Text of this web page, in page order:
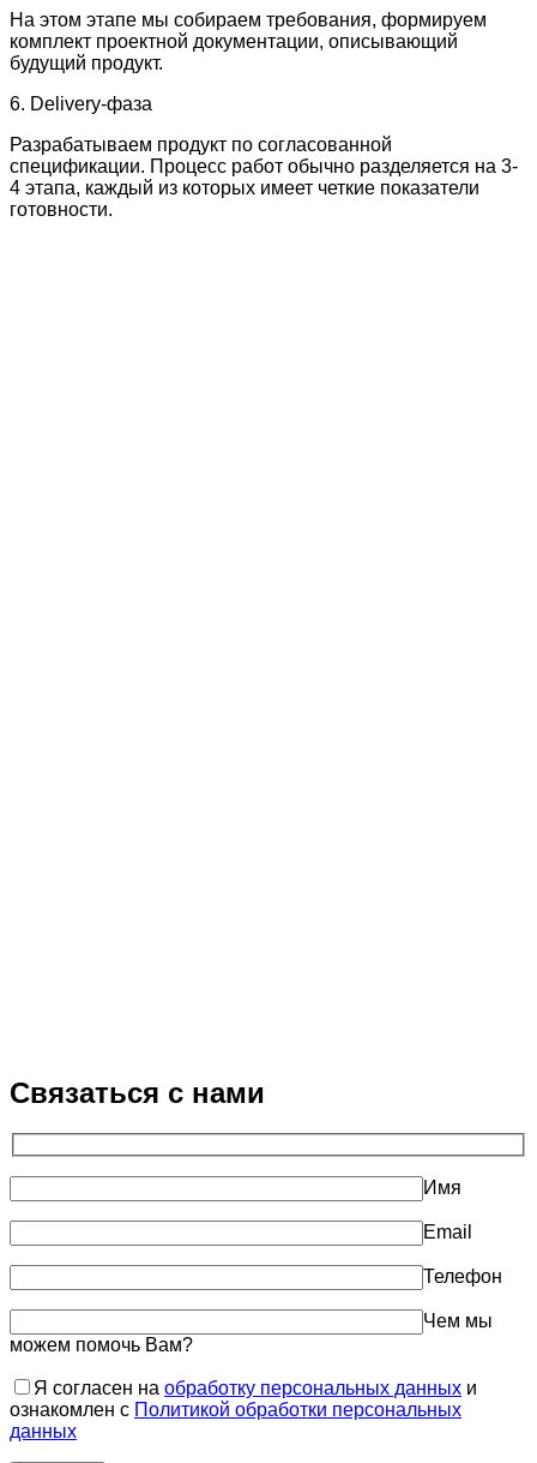
На этом этапе мы собираем требования, формируем
комплект проектной документации, описывающий
будущий продукт.
6. Delivery-фаза
Разрабатываем продукт по согласованной
спецификации. Процесс работ обычно разделяется на 3-
4 этапа, каждый из которых имеет четкие показатели
готовности.
Связаться с нами
Имя
Email
Телефон
Чем мы
можем помочь Вам?
Я согласен на обработку персональных данных и
ознакомлен с Политикой обработки персональных
данных